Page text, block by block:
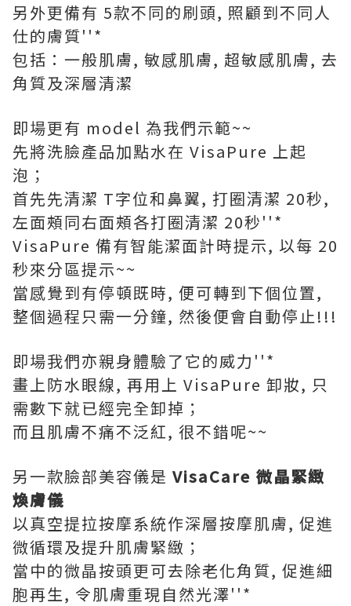
另外更備有 5款不同的刷頭, 照顧到不同人
仕的膚質''*
包括：一般肌膚, 敏感肌膚, 超敏感肌膚, 去
角質及深層清潔
即場更有 model 為我們示範~~
先將洗臉產品加點水在 VisaPure 上起
泡；
首先先清潔 T字位和鼻翼, 打圈清潔 20秒,
左面頰同右面頰各打圈清潔 20秒''*
VisaPure 備有智能潔面計時提示, 以每 20
秒來分區提示~~
當感覺到有停頓既時, 便可轉到下個位置,
整個過程只需一分鐘, 然後便會自動停止!!!
即場我們亦親身體驗了它的威力''*
畫上防水眼線, 再用上 VisaPure 卸妝, 只
需數下就已經完全卸掉；
而且肌膚不痛不泛紅, 很不錯呢~~
另一款臉部美容儀是 VisaCare 微晶緊緻
煥膚儀
以真空提拉按摩系統作深層按摩肌膚, 促進
微循環及提升肌膚緊緻；
當中的微晶按頭更可去除老化角質, 促進細
胞再生, 令肌膚重現自然光澤''*